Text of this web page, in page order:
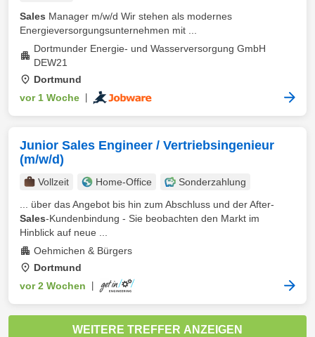
Sales Manager m/w/d Wir stehen als modernes
Energieversorgungsunternehmen mit ...
Dortmunder Energie- und Wasserversorgung GmbH
DEW21
Dortmund
vor 1 Woche
Junior Sales Engineer / Vertriebsingenieur
(m/w/d)
Vollzeit Home-Office
Sonderzahlung
... über das Angebot bis hin zum Abschluss und der After-
Sales-Kundenbindung - Sie beobachten den Markt im
Hinblick auf neue ...
Oehmichen & Bürgers
Dortmund
vor 2 Wochen
WEITERE TREFFER ANZEIGEN